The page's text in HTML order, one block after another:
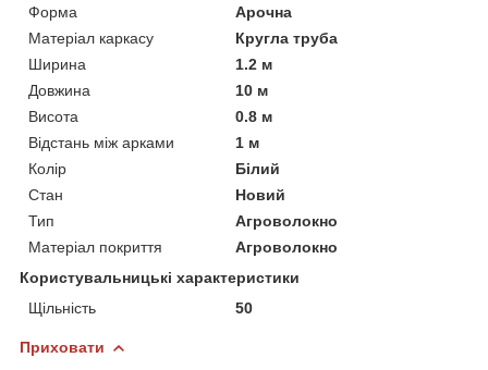
Форма
Арочна
Матеріал каркасу
Кругла труба
Ширина
1.2 м
Довжина
10 м
Висота
0.8 м
Відстань між арками
1 м
Колір
Білий
Стан
Новий
Тип
Агроволокно
Матеріал покриття
Агроволокно
Користувальницькі характеристики
Щільність
50
Приховати